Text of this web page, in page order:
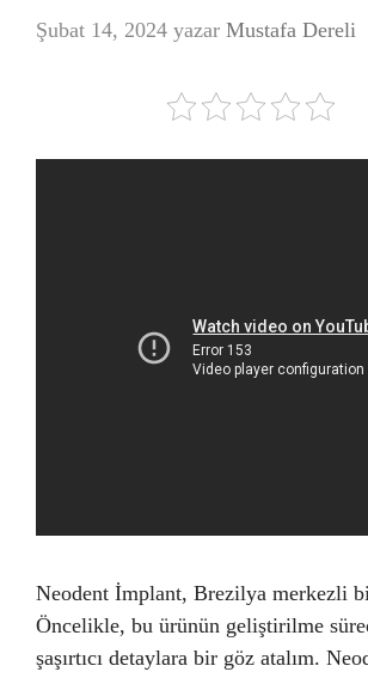
Şubat 14, 2024 yazar Mustafa Dereli
Neodent İmplant, Brezilya merkezli
Öncelikle, bu ürünün geliştirilme
şaşırtıcı detaylara bir göz atalım.